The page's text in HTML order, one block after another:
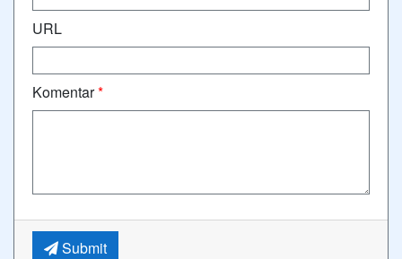
URL
Komentar*
Submit